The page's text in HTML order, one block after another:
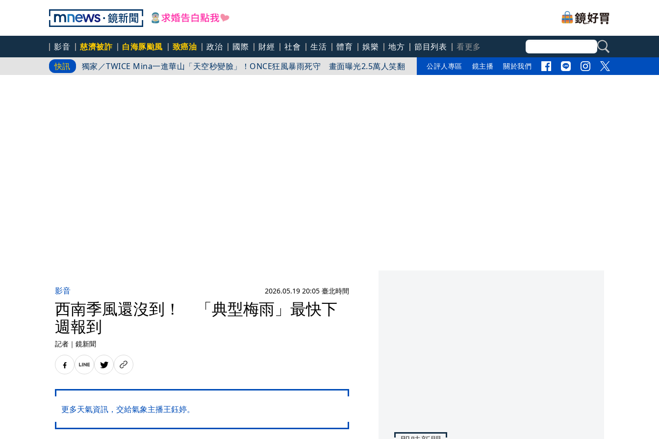
影音 慈濟被詐 白海豚颱風 致癌油 政治 國際 財經 社會 生活 體育 娛樂 地方 節目列表
看更多
快訊
淡水沿海颳起龍捲風！氣象署證實與白海豚有關 半小時才消散
獨家／TWICE Mina一進華山「天空秒變臉」！ONCE狂風暴雨死守 畫面曝光2.5萬人笑翻
公評人專區 鏡主播 關於我們
影音 2026.05.19 20:05 臺北時間
西南季風還沒到！ 「典型梅雨」最快下
週報到
記者 ｜ 鏡新聞
更多天氣資訊，交給氣象主播王鈺婷。